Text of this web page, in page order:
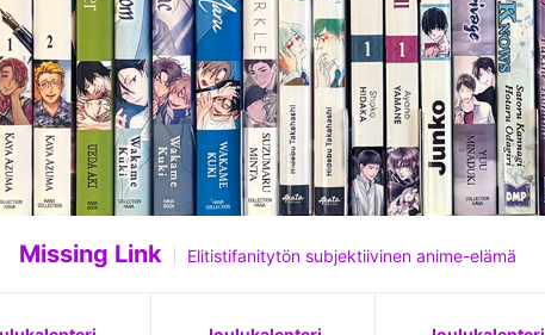
Missing Link Elitistifanitytön subjektiivinen anime-elämä